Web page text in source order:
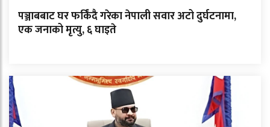
पञ्जाबबाट घर फर्किंदै गरेका नेपाली सवार अटो दुर्घटनामा,
एक जनाको मृत्यु, ६ घाइते